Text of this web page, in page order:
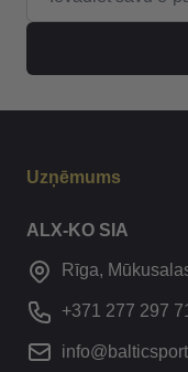
Uzņēmums
ALX-KO SIA
Rīga,
+371 277 297 71